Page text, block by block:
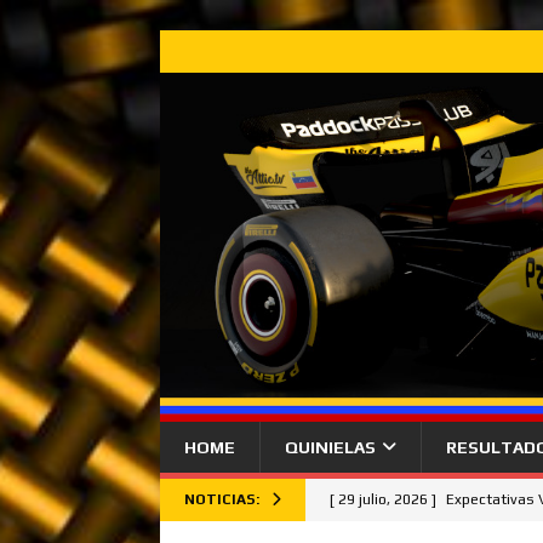
HOME QUINIELAS
NOTICIAS: [ 29 julio, 2026 ] Expectativas